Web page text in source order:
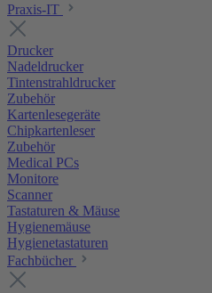
Praxis-IT
Drucker
Nadeldrucker
Tintenstrahldrucker
Zubehör
Kartenlesegeräte
Chipkartenleser
Zubehör
Medical PCs
Monitore
Scanner
Tastaturen & Mäuse
Hygienemäuse
Hygienetastaturen
Fachbücher